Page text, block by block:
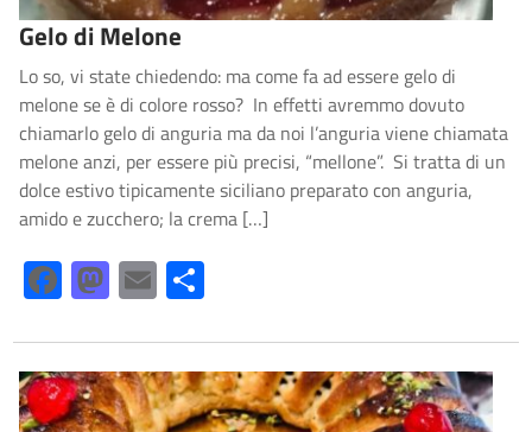
Gelo di Melone
Lo so, vi state chiedendo: ma come fa ad essere gelo di
melone se è di colore rosso? In effetti avremmo dovuto
chiamarlo gelo di anguria ma da noi l’anguria viene chiamata
melone anzi, per essere più precisi, “mellone”. Si tratta di un
dolce estivo tipicamente siciliano preparato con anguria,
amido e zucchero; la crema […]
FacebookMastodon
Email